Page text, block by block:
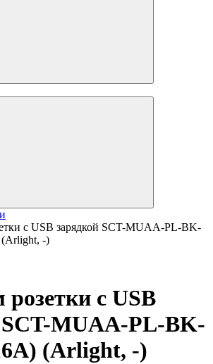
с USB зарядкой SCT-MUAA-PL-BK-
-)
с USB
SCT-MUAA-PL-BK-
(Arlight, -)